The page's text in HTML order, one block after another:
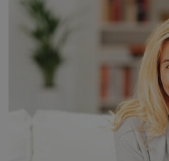
kontaktoval tamní
oblasti žádným nováčkem,